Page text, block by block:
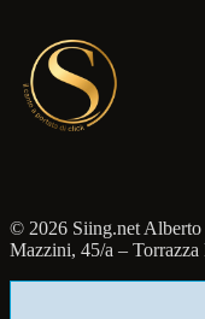
© 2026 Siing.net
Mazzini, 45/a –